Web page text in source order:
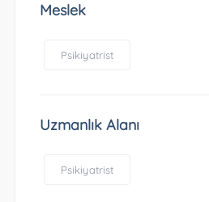
Meslek
Psikiyatrist
Uzmanlık Alanı
Psikiyatrist